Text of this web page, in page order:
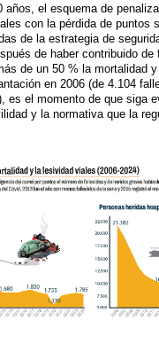
años, el esquema de
con la pérdida de puntos
de la estrategia de
de haber contribuido
de un 50 % la mortalidad
en 2006 (de 4.104
es el momento de que siga
y la normativa que la